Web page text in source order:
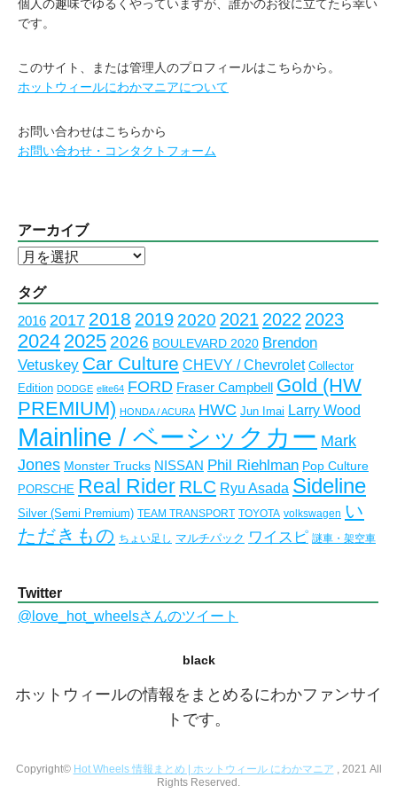
個人の趣味でゆるくやっていますが、誰かのお役に立てたら幸い
です。
このサイト、または管理人のプロフィールはこちらから。
ホットウィールにわかマニアについて
お問い合わせはこちらから
お問い合わせ・コンタクトフォーム
アーカイブ
ア
カ
ブ
タグ
2016 2017 2018 2019 2020 2021 2022 2023
2024 2025 2026 BOULEVARD 2020 Brendon
Vetuskey Car Culture CHEVY / Chevrolet Collector
Edition DODGE elite64 FORD Fraser Campbell
Gold (HW
PREMIUM) HONDA / ACURA HWC Jun Imai Larry Wood
Mainline / ベーシックカー Mark
Jones Monster Trucks NISSAN Phil Riehlman Pop Culture
PORSCHE Real Rider RLC Ryu Asada Sideline
Silver (Semi Premium) TEAM TRANSPORT TOYOTA volkswagen い
ただきもの ちょい足し マルチパック ワイスピ 謎車・架空車
Twitter
@love_hot_wheelsさんのツイート
black
ホットウィールの情報をまとめるにわかファンサイ
トです。
Copyright© Hot Wheels 情報まとめ | ホットウィール にわかマニア , 2021 All
Rights Reserved.